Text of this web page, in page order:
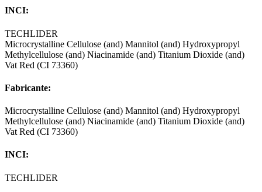
INCI:
TECHLIDER
Microcrystalline Cellulose (and) Mannitol (and) Hydroxypropyl
Methylcellulose (and) Niacinamide (and) Titanium Dioxide (and)
Vat Red (CI 73360)
Fabricante:
Microcrystalline Cellulose (and) Mannitol (and) Hydroxypropyl
Methylcellulose (and) Niacinamide (and) Titanium Dioxide (and)
Vat Red (CI 73360)
INCI:
TECHLIDER